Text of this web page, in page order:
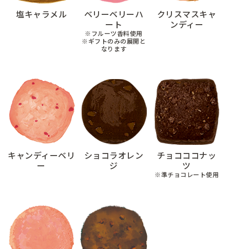
塩キャラメル
ベリーベリーハ
ート
※フルーツ香料使用
※ギフトのみの展開と
なります
クリスマスキャ
ンディー
キャンディーベリ
ー
ショコラオレン
ジ
チョコココナッ
ツ
※準チョコレート使用